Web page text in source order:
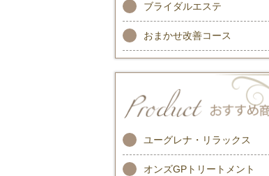
ブライダルエステ
おまかせ改善コース
ユーグレナ・リラックス
オンズGPトリートメント